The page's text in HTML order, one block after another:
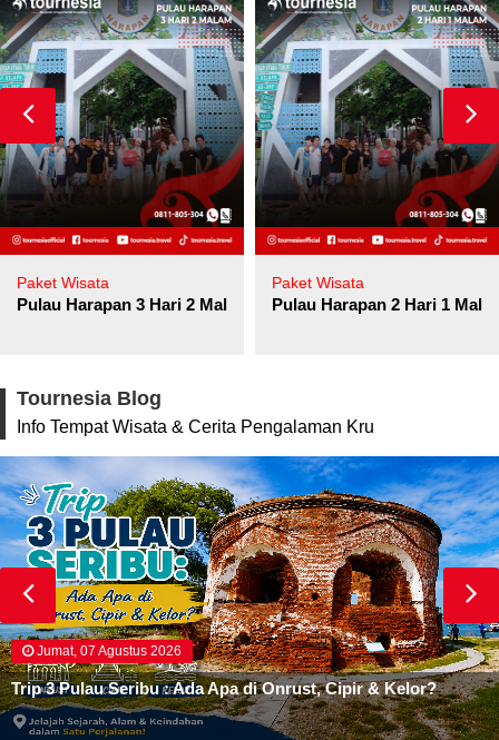
Paket Wisata
Pulau Harapan 3 Hari 2 Malam
Paket Wisata
Pulau Harapan 2 Hari 1
Tournesia Blog
Info Tempat Wisata & Cerita Pengalaman Kru
Jumat, 07 Agustus 2026
Trip 3 Pulau Seribu : Ada Apa di Onrust, Cipir & Kelor?